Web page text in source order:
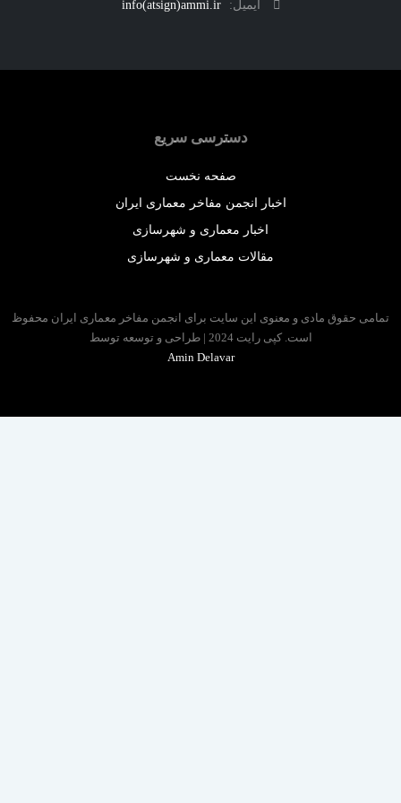
ایمیل:
info(atsign)ammi.ir
دسترسی سریع
صفحه نخست
اخبار انجمن مفاخر معماری ایران
اخبار معماری و شهرسازی
مقالات معماری و شهرسازی
حقوق مادی و معنوی این سایت برای انجمن مفاخر معماری ایران محفوظ
است. کپی رایت 2024 | طراحی و توسعه توسط
Amin Delavar